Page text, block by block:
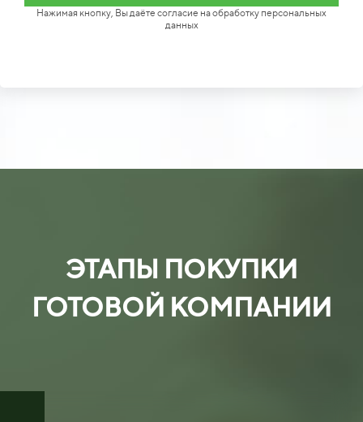
Нажимая кнопку, Вы даёте согласие на обработку персональных
данных
ЭТАПЫ ПОКУПКИ
ГОТОВОЙ КОМПАНИИ